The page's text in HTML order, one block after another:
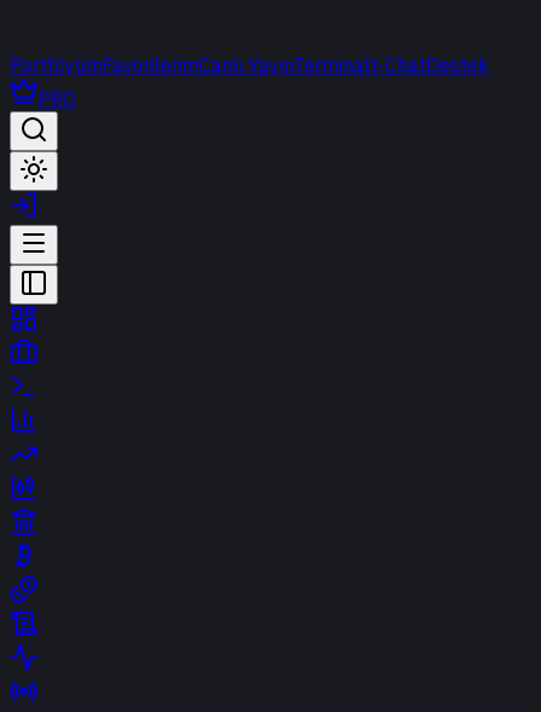
PortföyümFavorilerimCanlı YayınTerminalt-ChatDestek
PRO